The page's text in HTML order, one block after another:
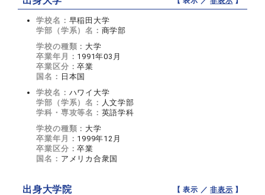
学校名： 早稲田大学
学部（学系）名： 商学部
学校の種類： 大学
卒業年月： 1991年03月
卒業区分：卒業
国名： 日本国
学校名： ハワイ大学
学部（学系）名： 人文学部
学科・専攻等名： 英語学科
学校の種類： 大学
卒業年月： 1999年12月
卒業区分：卒業
国名： アメリカ合衆国
出身大学院 【 表示 ／非表示 】